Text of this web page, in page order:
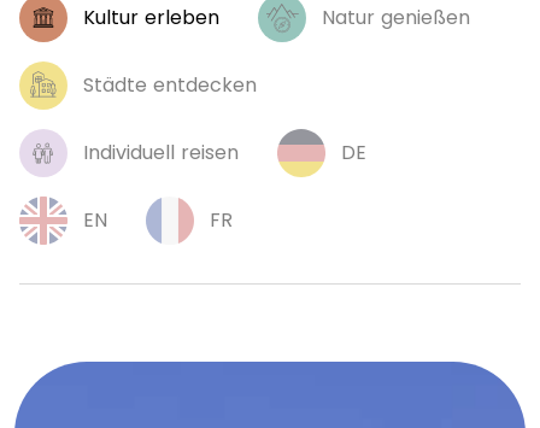
Kultur erleben Natur genießen
Städte entdecken
Individuell reisen DE
EN FR